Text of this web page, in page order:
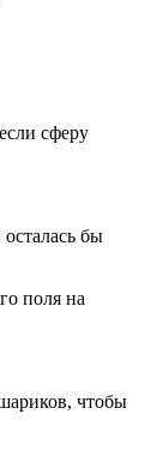
сферу
бы
поля на
чтобы